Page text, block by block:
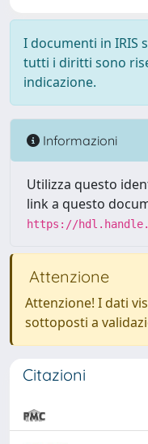
I documenti in IRIS
tutti i diritti sono
indicazione.
Informazioni
Utilizza questo
link a questo
https://
Attenzione
Attenzione! I dati
sottoposti a
Citazioni